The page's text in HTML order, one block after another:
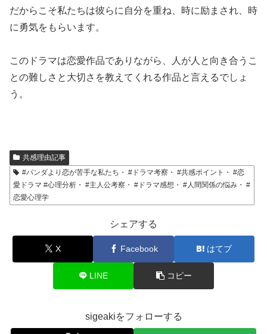
だからこそ私たちは彼らに自分を重ね、時に励まされ、時
に勇気をもらいます。
このドラマは恋愛作品でありながら、人が人と向き合うこ
との難しさと大切さを教えてくれる作品と言えるでしょ
う。
共感理由記事
#パンダより恋が苦手な私たち・ #ドラマ考察・ #共感ポイント・ #恋
愛ドラマ #心理分析・ #主人公考察・ #ドラマ感想・ #人間関係の悩み・ #
恋愛心理学
シェアする
X Facebook はてブ
LINE コピー
sigeakiをフォローする